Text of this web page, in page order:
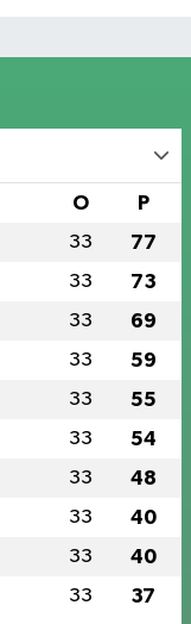
O P
33 77
33 73
33 69
33 59
33 55
33 54
33 48
33 40
33 40
33 37